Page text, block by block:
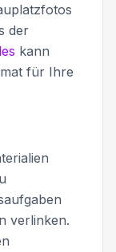
der
kann
für Ihre
verlinken.